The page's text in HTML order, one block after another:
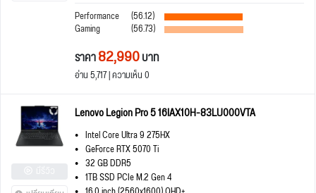
Performance
(56.12)
Gaming (56.73)
ราคา82,990บาท
อ่าน 5,717 | ความเห็น 0
Lenovo Legion Pro 5 16IAX10H-83LU000VTA
Intel Core Ultra 9 275HX
GeForce RTX 5070 Ti
32 GB DDR5
1TB SSD PCIe M.2 Gen 4